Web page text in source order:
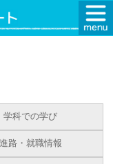
学科での学び
進路・就職情報